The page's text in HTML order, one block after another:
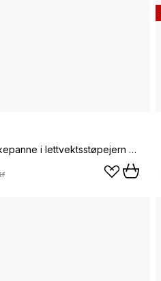
Satake stekepanne i lettvektsstøpejern keramisk, 20 cm